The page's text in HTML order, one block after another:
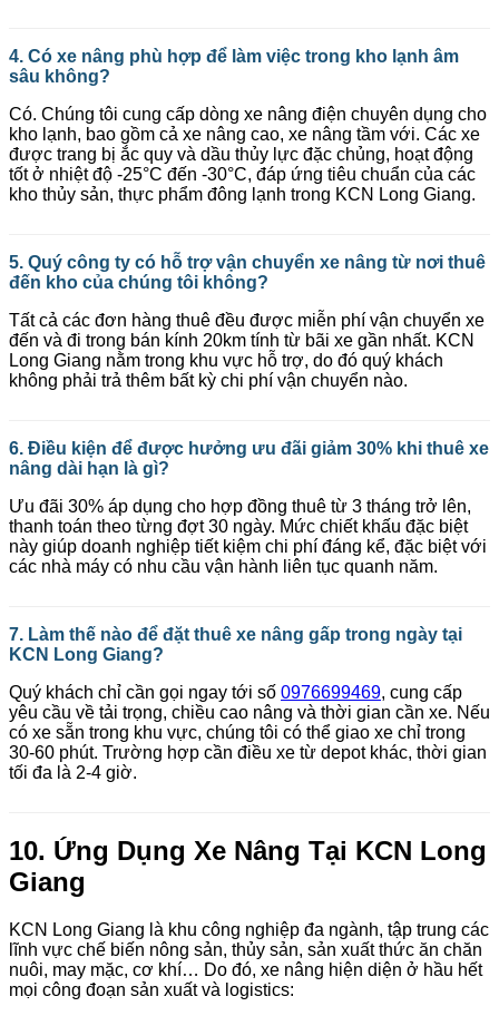
4. Có xe nâng phù hợp để làm việc trong kho lạnh âm
sâu không?
Có. Chúng tôi cung cấp dòng xe nâng điện chuyên dụng cho
kho lạnh, bao gồm cả xe nâng cao, xe nâng tầm với. Các xe
được trang bị ắc quy và dầu thủy lực đặc chủng, hoạt động
tốt ở nhiệt độ -25°C đến -30°C, đáp ứng tiêu chuẩn của các
kho thủy sản, thực phẩm đông lạnh trong KCN Long Giang.
5. Quý công ty có hỗ trợ vận chuyển xe nâng từ nơi thuê
đến kho của chúng tôi không?
Tất cả các đơn hàng thuê đều được miễn phí vận chuyển xe
đến và đi trong bán kính 20km tính từ bãi xe gần nhất. KCN
Long Giang nằm trong khu vực hỗ trợ, do đó quý khách
không phải trả thêm bất kỳ chi phí vận chuyển nào.
6. Điều kiện để được hưởng ưu đãi giảm 30% khi thuê xe
nâng dài hạn là gì?
Ưu đãi 30% áp dụng cho hợp đồng thuê từ 3 tháng trở lên,
thanh toán theo từng đợt 30 ngày. Mức chiết khấu đặc biệt
này giúp doanh nghiệp tiết kiệm chi phí đáng kể, đặc biệt với
các nhà máy có nhu cầu vận hành liên tục quanh năm.
7. Làm thế nào để đặt thuê xe nâng gấp trong ngày tại
KCN Long Giang?
Quý khách chỉ cần gọi ngay tới số 0976699469, cung cấp
yêu cầu về tải trọng, chiều cao nâng và thời gian cần xe. Nếu
có xe sẵn trong khu vực, chúng tôi có thể giao xe chỉ trong
30-60 phút. Trường hợp cần điều xe từ depot khác, thời gian
tối đa là 2-4 giờ.
10. Ứng Dụng Xe Nâng Tại KCN Long
Giang
KCN Long Giang là khu công nghiệp đa ngành, tập trung các
lĩnh vực chế biến nông sản, thủy sản, sản xuất thức ăn chăn
nuôi, may mặc, cơ khí… Do đó, xe nâng hiện diện ở hầu hết
mọi công đoạn sản xuất và logistics: